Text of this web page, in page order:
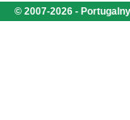
© 2007-2026 -